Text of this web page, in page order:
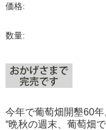
価格:
数量:
今年で葡萄畑開墾60年
“晩秋の週末、葡萄畑